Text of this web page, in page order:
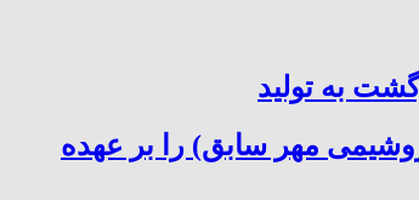
به تولید
مهر سابق) را بر عهده